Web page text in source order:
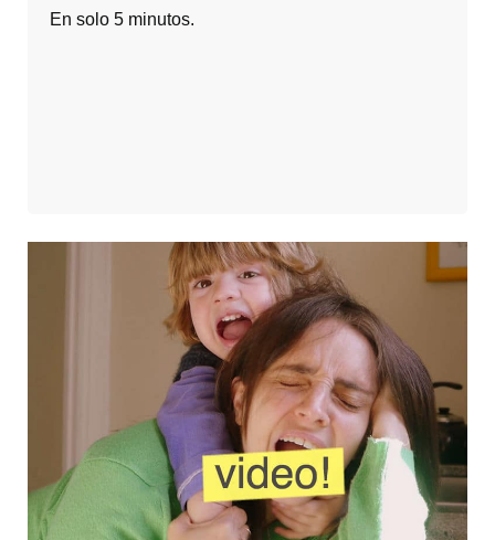
En solo 5 minutos.